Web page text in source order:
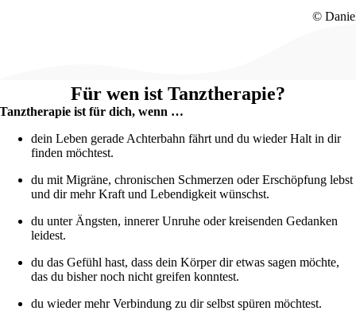
©
Für wen ist Tanztherapie?
Tanztherapie ist für dich, wenn …
dein Leben gerade Achterbahn fährt und du wieder Halt in dir
finden möchtest.
du mit Migräne, chronischen Schmerzen oder Erschöpfung lebst
und dir mehr Kraft und Lebendigkeit wünschst.
du unter Ängsten, innerer Unruhe oder kreisenden Gedanken
leidest.
du das Gefühl hast, dass dein Körper dir etwas sagen möchte,
das du bisher noch nicht greifen konntest.
du wieder mehr Verbindung zu dir selbst spüren möchtest.